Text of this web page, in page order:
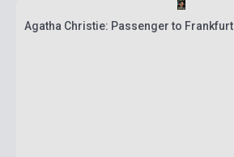
Agatha Christie: Passenger to Frankfurt